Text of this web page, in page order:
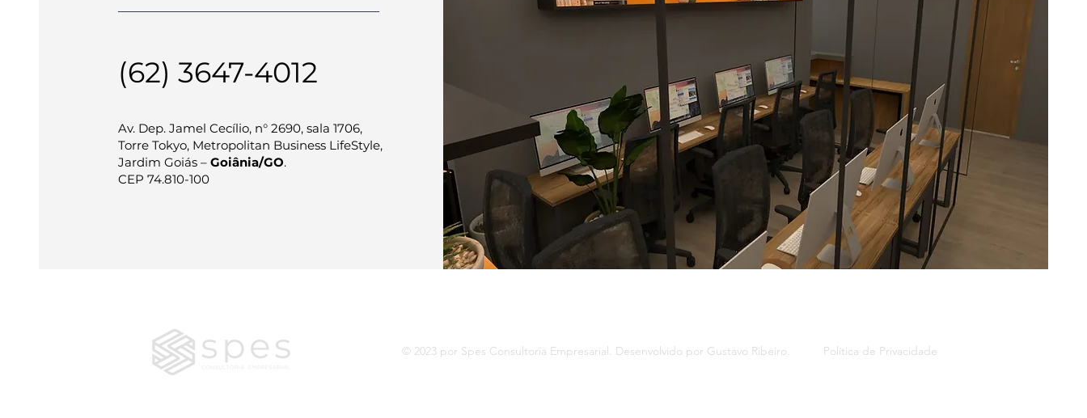
(62) 3647-4012
Av. Dep. Jamel Cecílio, n° 2690, sala 1706,
Torre Tokyo, Metropolitan Business LifeStyle,
Jardim Goiás – Goiânia/GO.
CEP 74.810-100
© 2023 por Spes Consultoria Empresarial. Desenvolvido por Gustavo Ribeiro. Política de Privacidade